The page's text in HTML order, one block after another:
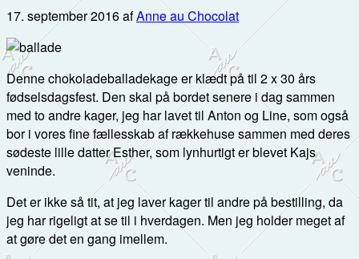
17. september 2016afAnne au Chocolat
Denne chokoladeballadekage er klædt på til 2 x 30 års
fødselsdagsfest. Den skal på bordet senere i dag sammen
med to andre kager, jeg har lavet til Anton og Line, som også
bor i vores fine fællesskab af rækkehuse sammen med deres
sødeste lille datter Esther, som lynhurtigt er blevet Kajs
veninde.
Det er ikke så tit, at jeg laver kager til andre på bestilling, da
jeg har rigeligt at se til i hverdagen. Men jeg holder meget af
at gøre det en gang imellem.